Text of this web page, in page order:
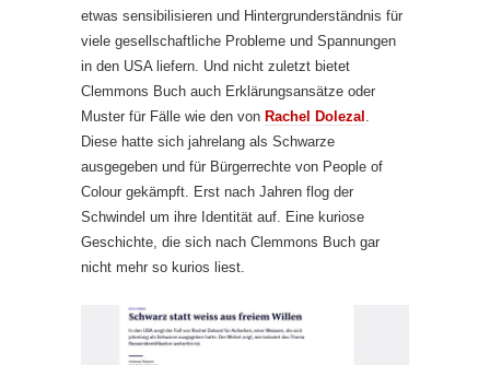
etwas sensibilisieren und Hintergrunderständnis für
viele gesellschaftliche Probleme und Spannungen
in den USA liefern. Und nicht zuletzt bietet
Clemmons Buch auch Erklärungsansätze oder
Muster für Fälle wie den von Rachel Dolezal
Diese hatte sich jahrelang als Schwarze
ausgegeben und für Bürgerrechte von People of
Colour gekämpft. Erst nach Jahren flog der
Schwindel um ihre Identität auf. Eine kuriose
Geschichte, die sich nach Clemmons Buch gar
nicht mehr so kurios liest.